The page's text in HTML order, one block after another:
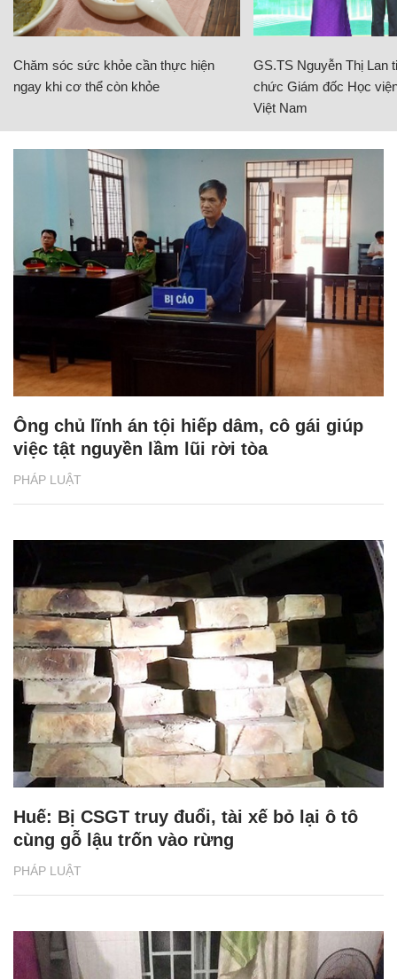
Chăm sóc sức khỏe cần thực hiện
ngay khi cơ thể còn khỏe
GS.TS Nguyễn Thị Lan
chức Giám đốc Học
Việt Nam
PHÁP LUẬT
Ông chủ lĩnh án tội hiếp dâm, cô gái giúp
việc tật nguyền lầm lũi rời tòa
PHÁP LUẬT
Huế: Bị CSGT truy đuổi, tài xế bỏ lại ô tô
cùng gỗ lậu trốn vào rừng